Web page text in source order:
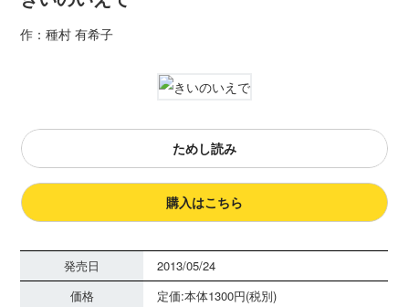
作：種村 有希子
ためし読み
購入はこちら
発売日
2013/05/24
価格
定価:本体1300円(税別)